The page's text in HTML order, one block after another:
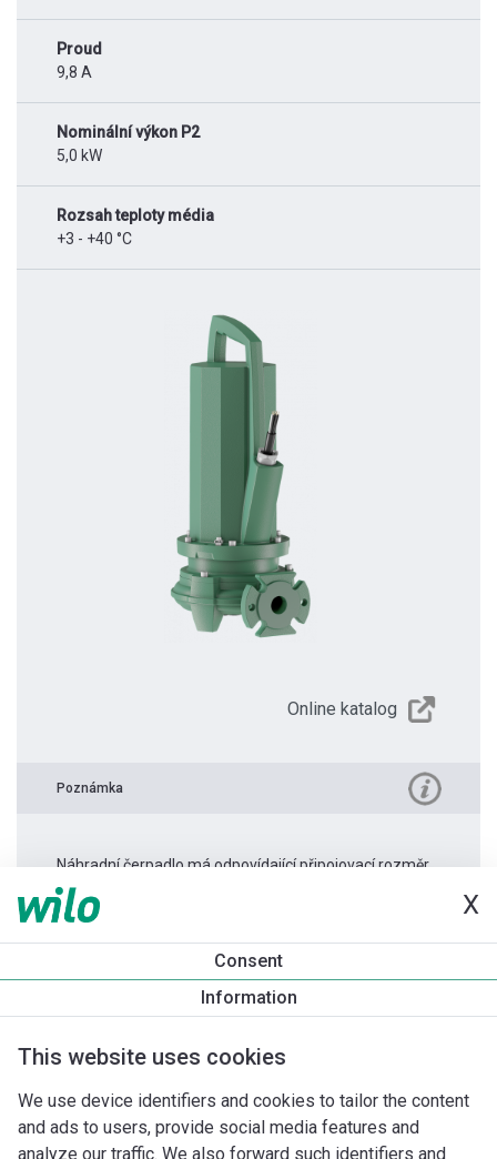
X
Consent
Information
This website uses cookies
We use device identifiers and cookies to tailor the content
and ads to users, provide social media features and
analyze our traffic. We also forward such identifiers and
Proud
9,8 A
Nominální výkon P2
5,0 kW
Rozsah teploty média
+3 - +40 °C
Online katalog
Poznámka
Náhradní čerpadlo má odpovídající připojovací rozměr.
Informace o produktu
Rexa PRO-S03-326A/21T050X540/O-20m